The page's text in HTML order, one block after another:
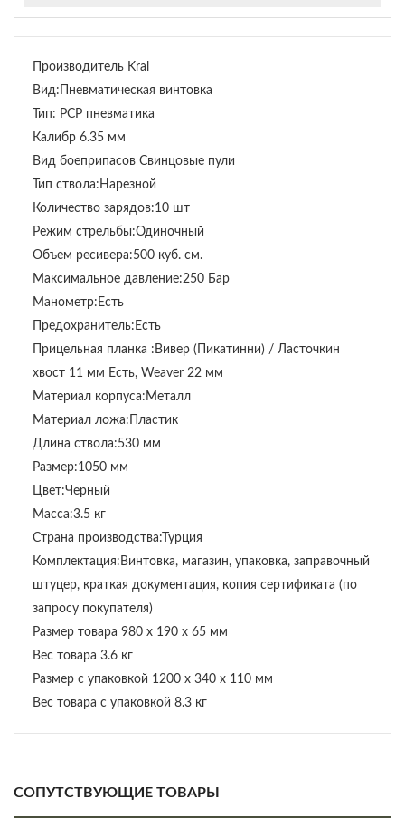
Производитель Kral
Вид:Пневматическая винтовка
Тип: PCP пневматика
Калибр 6.35 мм
Вид боеприпасов Свинцовые пули
Тип ствола:Нарезной
Количество зарядов:10 шт
Режим стрельбы:Одиночный
Объем ресивера:500 куб. см.
Максимальное давление:250 Бар
Манометр:Есть
Предохранитель:Есть
Прицельная планка :Вивер (Пикатинни) / Ласточкин
хвост 11 мм Есть, Weaver 22 мм
Материал корпуса:Металл
Материал ложа:Пластик
Длина ствола:530 мм
Размер:1050 мм
Цвет:Черный
Масса:3.5 кг
Страна производства:Турция
Комплектация:Винтовка, магазин, упаковка, заправочный
штуцер, краткая документация, копия сертификата (по
запросу покупателя)
Размер товара 980 x 190 x 65 мм
Вес товара 3.6 кг
Размер с упаковкой 1200 x 340 x 110 мм
Вес товара с упаковкой 8.3 кг
СОПУТСТВУЮЩИЕ ТОВАРЫ